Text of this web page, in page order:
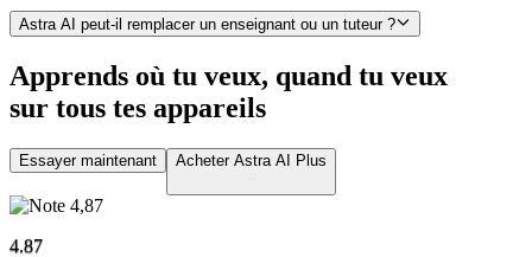
Astra AI peut-il remplacer un enseignant ou un tuteur ?
Apprends où tu veux, quand tu veux
sur tous tes appareils
Essayer maintenant Acheter Astra AI Plus
4.87